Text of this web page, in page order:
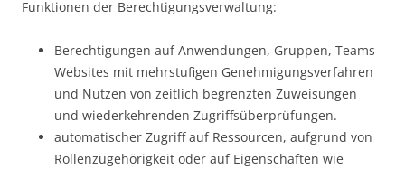
Funktionen der Berechtigungsverwaltung:
Berechtigungen auf Anwendungen, Gruppen, Teams
Websites mit mehrstufigen Genehmigungsverfahren
und Nutzen von zeitlich begrenzten Zuweisungen
und wiederkehrenden Zugriffsüberprüfungen.
automatischer Zugriff auf Ressourcen, aufgrund von
Rollenzugehörigkeit oder auf Eigenschaften wie